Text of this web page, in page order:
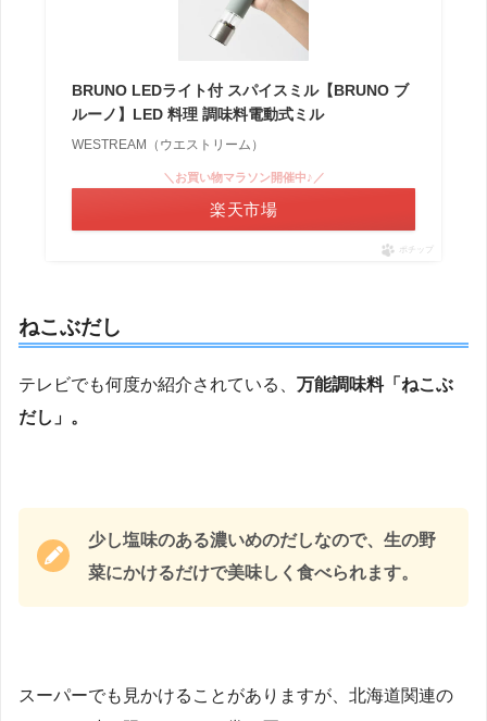
BRUNO LEDライト付 スパイスミル【BRUNO ブ
ルーノ】LED 料理 調味料電動式ミル
WESTREAM（ウエストリーム）
＼お買い物マラソン開催中♪／
楽天市場
ポチップ
ねこぶだし
テレビでも何度か紹介されている、 万能調味料「ねこぶ
だし」。
少し塩味のある濃いめのだしなので、生の野
菜にかけるだけで美味しく食べられます。
スーパーでも見かけることがありますが、北海道関連の